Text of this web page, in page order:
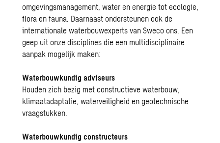
omgevingsmanagement, water en energie tot ecologie,
flora en fauna. Daarnaast ondersteunen ook de
internationale waterbouwexperts van Sweco ons. Een
geep uit onze disciplines die een multidisciplinaire
aanpak mogelijk maken:
Waterbouwkundig adviseurs
Houden zich bezig met constructieve waterbouw,
klimaatadaptatie, waterveiligheid en geotechnische
vraagstukken.
Waterbouwkundig constructeurs